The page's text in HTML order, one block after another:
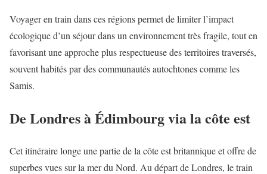
Voyager en train dans ces régions permet de limiter l’impact
écologique d’un séjour dans un environnement très fragile, tout en
favorisant une approche plus respectueuse des territoires traversés,
souvent habités par des communautés autochtones comme les
Samis.
De Londres à Édimbourg via la côte est
Cet itinéraire longe une partie de la côte est britannique et offre de
superbes vues sur la mer du Nord. Au départ de Londres, le train